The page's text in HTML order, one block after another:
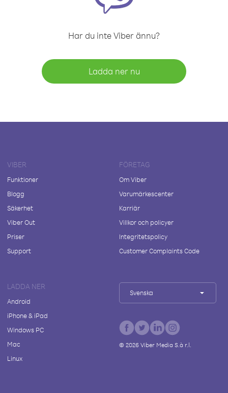
Har du inte Viber ännu?
Ladda ner nu
VIBER
Funktioner
Blogg
Säkerhet
Viber Out
Priser
Support
FÖRETAG
Om Viber
Varumärkescenter
Karriär
Villkor och policyer
Integritetspolicy
Customer Complaints Code
LADDA NER
Android
iPhone & iPad
Windows PC
Mac
Linux
Svenska
© 2026Viber Media S.à r.l.